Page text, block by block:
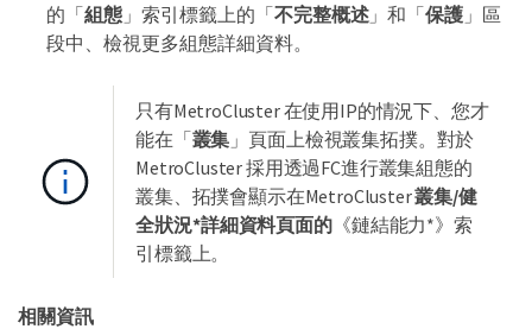
的「組態」索引標籤上的「不完整概述」和「保護 」區
段中、檢視更多組態詳細資料。
只有MetroCluster 在使用IP的情況下、您才
能在「叢集 」頁面上檢視叢集拓撲。對於
MetroCluster 採用透過FC進行叢集組態的
叢集、拓撲會顯示在MetroCluster叢集/健
全狀況*詳細資料頁面的 《鏈結能力*》索
引標籤上。
相關資訊